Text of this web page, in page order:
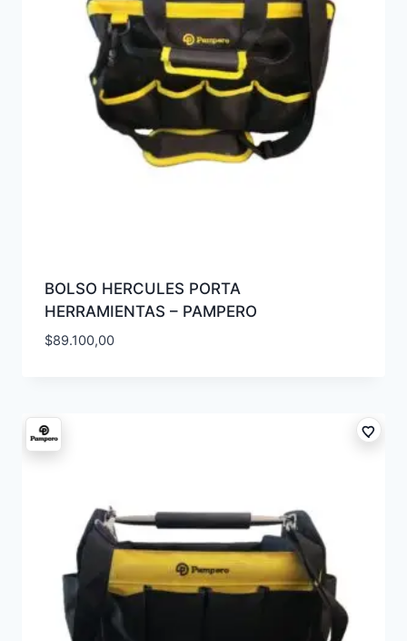
BOLSO HERCULES PORTA
HERRAMIENTAS – PAMPERO
$89.100,00